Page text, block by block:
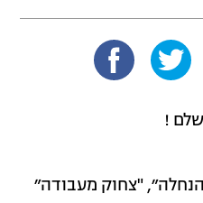
!
"צחוק מעבודה״